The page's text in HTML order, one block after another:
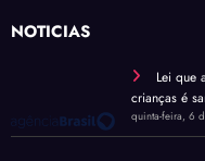
NOTÍCIAS
Lei que
crianças é
quinta-feira, 6